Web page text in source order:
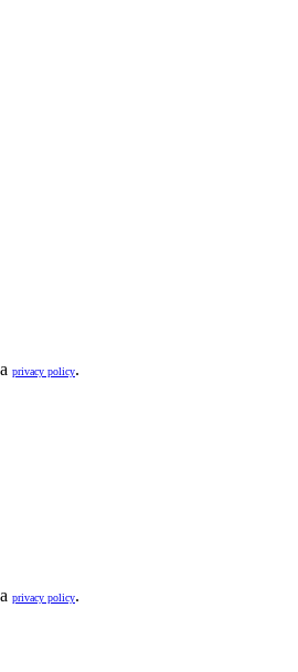
privacy policy.
privacy policy.